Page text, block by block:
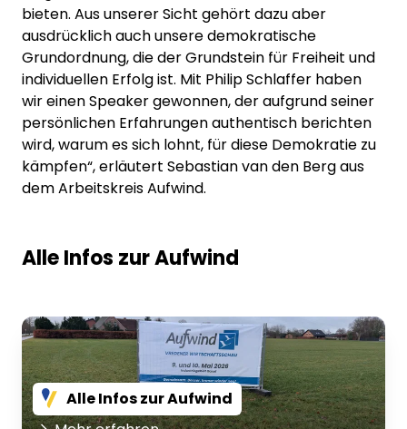
bieten. Aus unserer Sicht gehört dazu aber
ausdrücklich auch unsere demokratische
Grundordnung, die der Grundstein für Freiheit und
individuellen Erfolg ist. Mit Philip Schlaffer haben
wir einen Speaker gewonnen, der aufgrund seiner
persönlichen Erfahrungen authentisch berichten
wird, warum es sich lohnt, für diese Demokratie zu
kämpfen“, erläutert Sebastian van den Berg aus
dem Arbeitskreis Aufwind.
Alle Infos zur Aufwind
Alle Infos zur Aufwind